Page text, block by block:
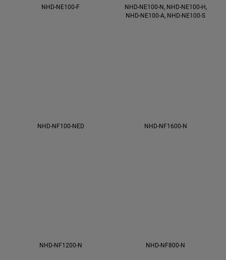
NHD-NE100-F
NHD-NE100-N, NHD-NE100-H,
NHD-NE100-A, NHD-NE100-S
NHD-NF100-NED NHD-NF1600-N
NHD-NF1200-N NHD-NF800-N